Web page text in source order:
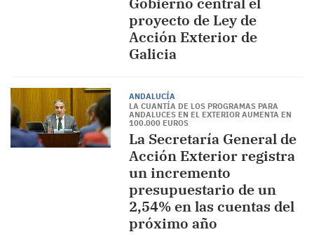
proyecto de Ley de
Acción Exterior de
Galicia
ANDALUCÍA
LA CUANTÍA DE LOS PROGRAMAS PARA
ANDALUCES EN EL EXTERIOR AUMENTA EN
100.000 EUROS
La Secretaría General de
Acción Exterior registra
un incremento
presupuestario de un
2,54% en las cuentas del
próximo año